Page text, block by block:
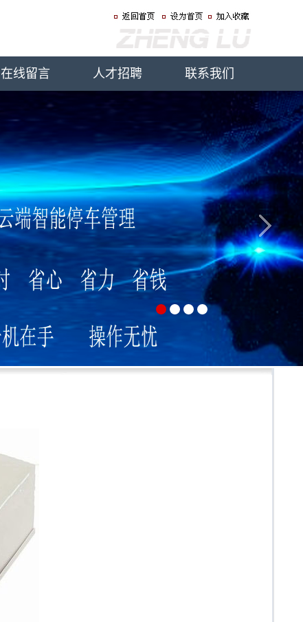
在线留言 人才招聘 联系我们